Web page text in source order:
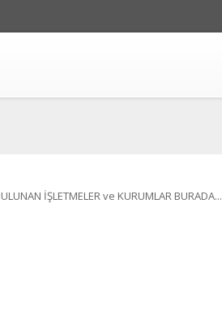
İŞLETMELER ve KURUMLAR BURADA...